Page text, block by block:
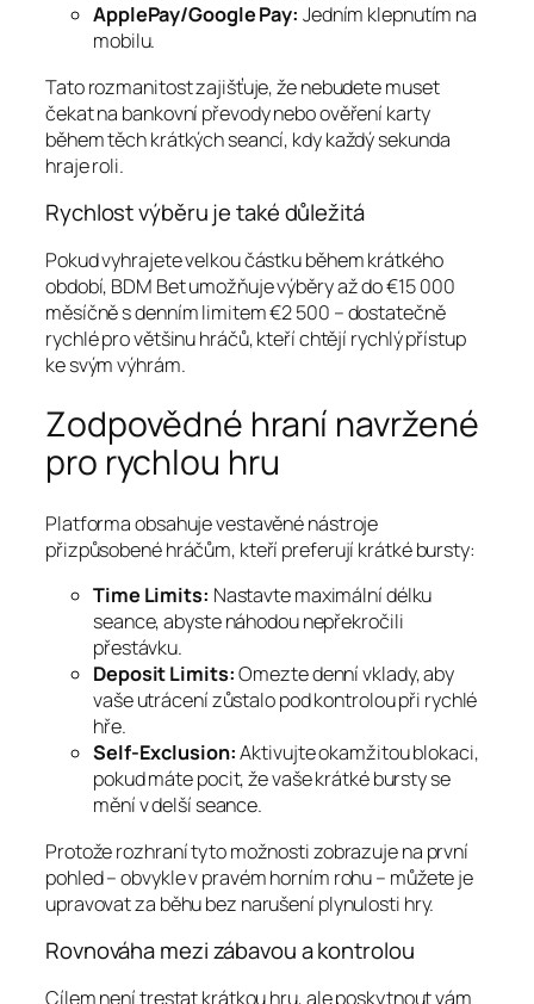
ApplePay/Google Pay: Jedním klepnutím na
mobilu.
Tato rozmanitost zajišťuje, že nebudete muset
čekat na bankovní převody nebo ověření karty
během těch krátkých seancí, kdy každý sekunda
hraje roli.
Rychlost výběru je také důležitá
Pokud vyhrajete velkou částku během krátkého
období, BDM Bet umožňuje výběry až do €15 000
měsíčně s denním limitem €2 500 – dostatečně
rychlé pro většinu hráčů, kteří chtějí rychlý přístup
ke svým výhrám.
Zodpovědné hraní navržené
pro rychlou hru
Platforma obsahuje vestavěné nástroje
přizpůsobené hráčům, kteří preferují krátké bursty:
Time Limits: Nastavte maximální délku
seance, abyste náhodou nepřekročili
přestávku.
Deposit Limits:Omezte denní vklady, aby
vaše utrácení zůstalo pod kontrolou při rychlé
hře.
Self‑Exclusion:Aktivujte okamžitou blokaci,
pokud máte pocit, že vaše krátké bursty se
mění v delší seance.
Protože rozhraní tyto možnosti zobrazuje na první
pohled – obvykle v pravém horním rohu – můžete je
upravovat za běhu bez narušení plynulosti hry.
Rovnováha mezi zábavou a kontrolou
Cílem není trestat krátkou hru, ale poskytnout vám